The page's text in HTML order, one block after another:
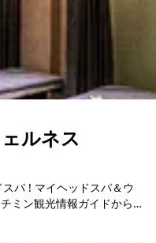
ルネス
パ ! マイヘッドスパ＆ウ
ミン観光情報ガイドから
皮の